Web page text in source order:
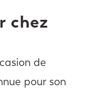
chez
de
pour son